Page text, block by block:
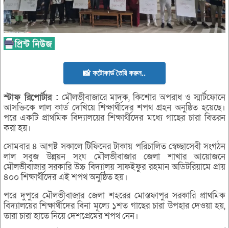
📸 ফটোকার্ড তৈরি করুন..
স্টাফরিপোর্টার : মৌলভীবাজারে মাদক, কিশোর অপরাধ ও স্মার্টফোনে
আসক্তিকে লাল কার্ড দেখিয়ে শিক্ষার্থীদের শপথ গ্রহন অনুষ্ঠিত হয়েছে।
পরে একটি প্রাথমিক বিদ্যালয়ের শিক্ষার্থীদের মধ্যে গাছের চারা বিতরন
করা হয়।
সোমবার ৪ আগষ্ট সকালে টিফিনের টাকায় পরিচালিত স্বেচ্ছাসেবী সংগঠন
লাল সবুজ উন্নয়ন সংঘ মৌলভীবাজার জেলা শাখার আয়োজনে
মৌলভীবাজার সরকারি উচ্চ বিদ্যালয় সাফইফুর রহমান অডিটরিয়ামে প্রায়
৪০০ শিক্ষার্থীদের এই শপথ অনুষ্ঠিত হয়।
পরে দুপুরে মৌলভীবাজার জেলা শহরের মোস্তফাপুর সরকারি প্রাথমিক
বিদ্যালয়ের শিক্ষার্থীদের বিনা মূল্যে ১শত গাছের চারা উপহার দেওয়া হয়,
তারা চারা হাতে নিয়ে দেশপ্রেমের শপথ নেন।